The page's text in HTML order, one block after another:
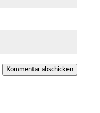
Kommentar abschicken